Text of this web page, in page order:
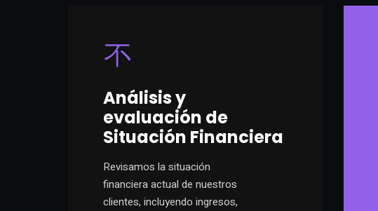
Análisis y
evaluación de
Situación Financiera
Revisamos la situación
financiera actual de nuestros
clientes, incluyendo ingresos,